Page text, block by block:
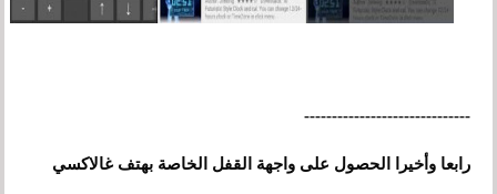
------------------------------
رابعا وأخيرا الحصول على واجهة القفل الخاصة بهتف غالاكسي